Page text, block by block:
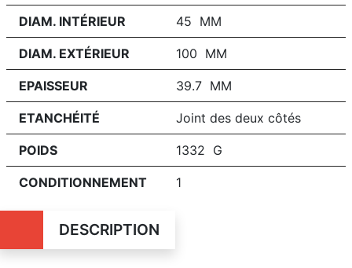
DIAM. INTÉRIEUR 45 MM
DIAM. EXTÉRIEUR 100 MM
EPAISSEUR 39.7 MM
ETANCHÉITÉ Joint des deux côtés
POIDS 1332 G
CONDITIONNEMENT 1
DESCRIPTION